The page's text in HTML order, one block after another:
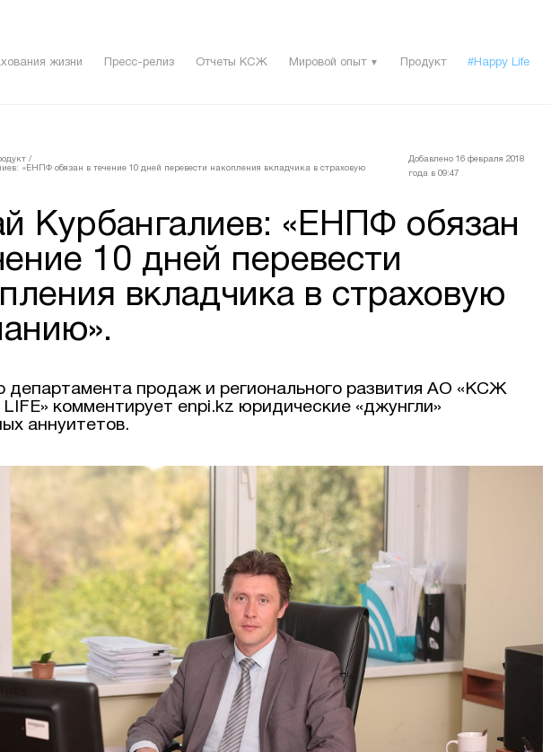
жизни Пресс-релиз Отчеты КСЖ Мировой опыт ▼ Продукт #Happy Life
/
«ЕНПФ обязан в течение 10 дней перевести накопления вкладчика в страховую
Добавлено 16 февраля 2018
года в 09:47
Курбангалиев: «ЕНПФ обязан
10 дней перевести
вкладчика в страховую
департамента продаж и регионального развития АО «КСЖ
комментирует enpi.kz юридические «джунгли»
аннуитетов.